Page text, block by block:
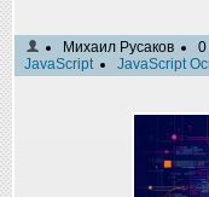
Михаил Русаков
0
JavaScript
JavaScript